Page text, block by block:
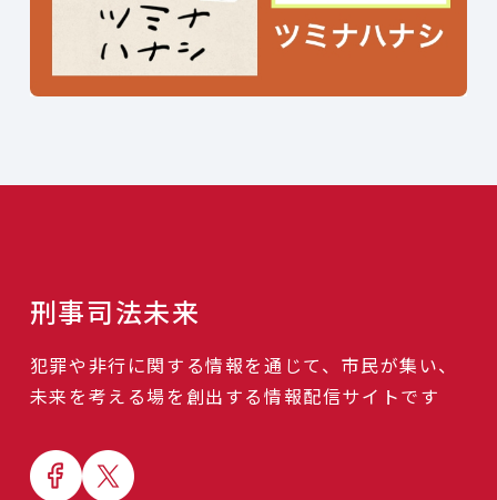
刑事司法未来
犯罪や非行に関する情報を通じて、市民が集い、
未来を考える場を創出する情報配信サイトです